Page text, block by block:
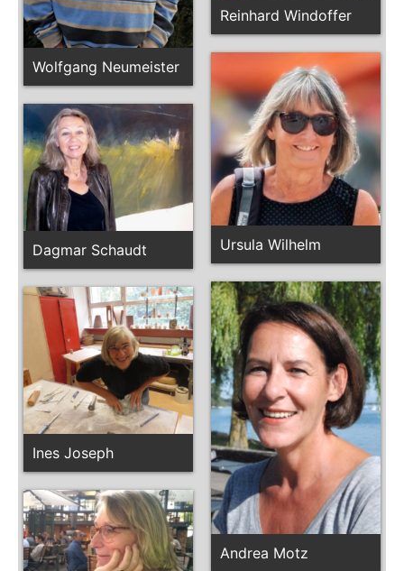
Wolfgang Neumeister
Reinhard Windoffer
Ursula Wilhelm
Dagmar Schaudt
Andrea Motz
Ines Joseph